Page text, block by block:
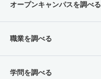
オープンキャンパスを調べる
職業を調べる
学問を調べる